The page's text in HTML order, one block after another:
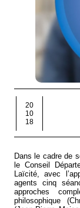
20
10
18
Dans le cadre de
le Conseil
Laïcité, avec
agents cinq
approches
philosophique